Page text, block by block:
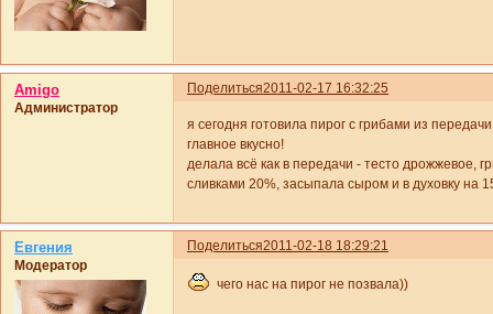
Поделиться2011-02-17 16:32:25
Amigo
Администратор
я сегодня готовила пирог с грибами из
главное вкусно!
делала всё как в передачи - тесто дрожжевое,
сливками 20%, засыпала сыром и в духовку на
Поделиться2011-02-18 18:29:21
Евгения
Модератор
чего нас на пирог не позвала))